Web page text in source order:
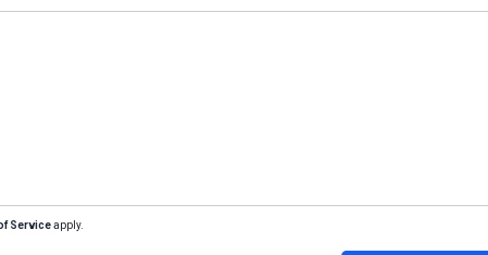
Serviceapply.